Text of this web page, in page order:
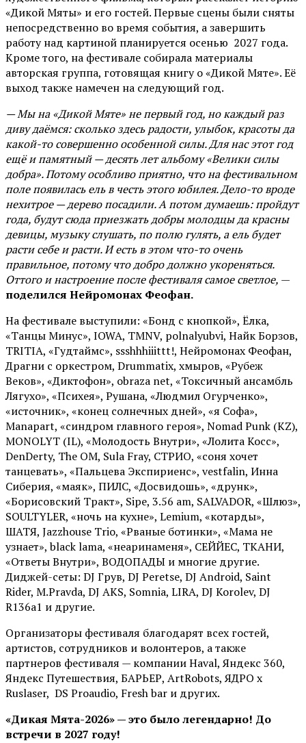
«Дикой Мяты» и его гостей. Первые сцены были сняты
непосредственно во время события, а завершить
работу над картиной планируется осенью 2027 года.
Кроме того, на фестивале собирала материалы
авторская группа, готовящая книгу о «Дикой Мяте». Её
выход также намечен на следующий год.
— Мы на «Дикой Мяте» не первый год, но каждый раз
диву даёмся: сколько здесь радости, улыбок, красоты да
какой-то совершенно особенной силы. Для нас этот год
ещё и памятный — десять лет альбому «Велики силы
добра». Потому особливо приятно, что на фестивальном
поле появилась ель в честь этого юбилея. Дело-то вроде
нехитрое — дерево посадили. А потом думаешь: пройдут
года, будут сюда приезжать добры молодцы да красны
девицы, музыку слушать, по полю гулять, а ель будет
расти себе и расти. И есть в этом что-то очень
правильное, потому что добро должно укореняться.
Оттого и настроение после фестиваля самое светлое, —
поделился Нейромонах Феофан.
На фестивале выступили: «Бонд с кнопкой», Ёлка,
«Танцы Минус», IOWA, TMNV, polnalyubvi, Найк Борзов,
TRITIA, «Гудтаймс», ssshhhiiittt!, Нейромонах Феофан,
Драгни с оркестром, Drummatix, хмыров, «Рубеж
Веков», «Диктофон», obraza net, «Токсичный ансамбль
Лягухо», «Психея», Рушана, «Людмил Огурченко»,
«источник», «конец солнечных дней», «я Софа»,
Manapart, «синдром главного героя», Nomad Punk (KZ),
MONOLYT (IL), «Молодость Внутри», «Лолита Косс»,
DenDerty, The OM, Sula Fray, СТРИО, «соня хочет
танцевать», «Пальцева Экспириенс», vestfalin, Инна
Сиберия, «маяк», ПИЛС, «Досвидошь», «друнк»,
«Борисовский Тракт», Sipe, 3.56 am, SALVADOR, «Шлюз»,
SOULTYLER, «ночь на кухне», Lemium, «котарды»,
ШАТЯ, Jazzhouse Trio, «Рваные ботинки», «Мама не
узнает», black lama, «неаринаменя», СЕЙЙЕС, ТКАНИ,
«Ответы Внутри», ВОДОПАДЫ и многие другие.
Диджей-сеты: DJ Грув, DJ Peretse, DJ Android, Saint
Rider, М.Pravda, DJ AKS, Somnia, LIRA, DJ Korolev, DJ
R136a1 и другие.
Организаторы фестиваля благодарят всех гостей,
артистов, сотрудников и волонтеров, а также
партнеров фестиваля — компании Haval, Яндекс 360,
Яндекс Путешествия, БАРЬЕР, ArtRobots, ЯДРО х
Ruslaser, DS Proaudio, Fresh bar и других.
«Дикая Мята-2026» — это было легендарно! До
встречи в 2027 году!